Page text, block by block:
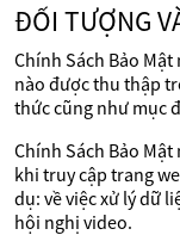
ĐỐI TƯỢNG
Chính Sách Bảo
nào được thu thập
thức cũng như mục
Chính Sách Bảo
khi truy cập trang
dụ: về việc xử lý dữ
hội nghị video.